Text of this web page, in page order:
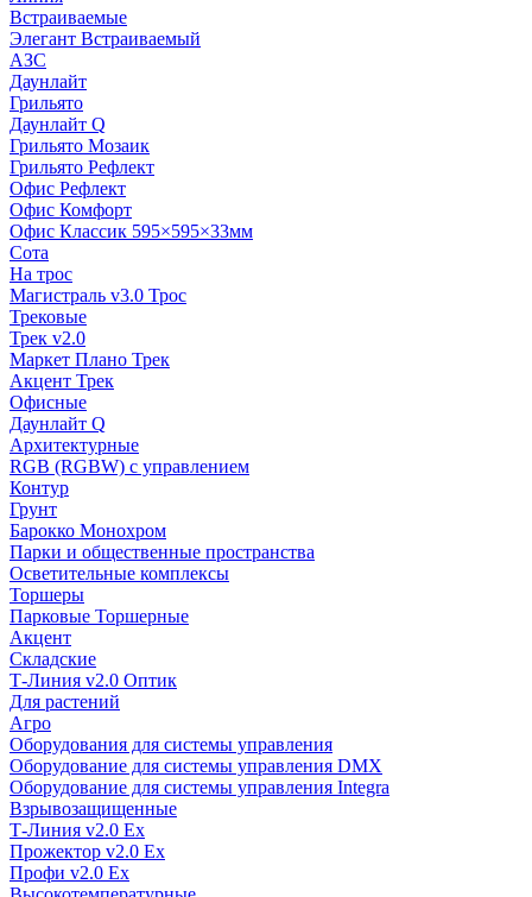
Встраиваемые
Элегант Встраиваемый
АЗС
Даунлайт
Грильято
Даунлайт Q
Грильято Мозаик
Грильято Рефлект
Офис Рефлект
Офис Комфорт
Офис Классик 595×595×33мм
Сота
На трос
Магистраль v3.0 Трос
Трековые
Трек v2.0
Маркет Плано Трек
Акцент Трек
Офисные
Даунлайт Q
Архитектурные
RGB (RGBW) с управлением
Контур
Грунт
Барокко Монохром
Парки и общественные пространства
Осветительные комплексы
Торшеры
Парковые Торшерные
Акцент
Складские
Т-Линия v2.0 Оптик
Для растений
Агро
Оборудования для системы управления
Оборудование для системы управления DMX
Оборудование для системы управления Integra
Взрывозащищенные
Т-Линия v2.0 Ex
Прожектор v2.0 Ex
Профи v2.0 Ex